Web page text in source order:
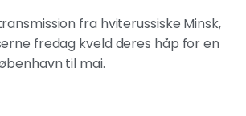
fra hviterussiske Minsk,
fredag kveld deres håp for en
til mai.